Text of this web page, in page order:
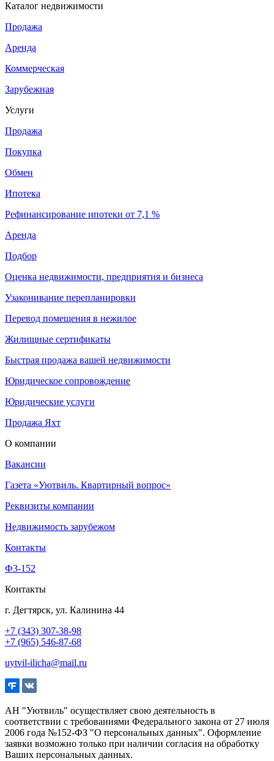
Каталог недвижимости
Продажа
Аренда
Коммерческая
Зарубежная
Услуги
Продажа
Покупка
Обмен
Ипотека
Рефинансирование ипотеки от 7,1 %
Аренда
Подбор
Оценка недвижимости, предприятия и бизнеса
Узаконивание перепланировки
Перевод помещения в нежилое
Жилищные сертификаты
Быстрая продажа вашей недвижимости
Юридическое сопровождение
Юридические услуги
Продажа Яхт
О компании
Вакансии
Газета «Уютвиль. Квартирный вопрос»
Реквизиты компании
Недвижимость зарубежом
Контакты
Ф3-152
Контакты
г. Дегтярск, ул. Калинина 44
+7 (343) 307-38-98
+7 (965) 546-87-68
uytvil-ilicha@mail.ru
АН "Уютвиль" осуществляет свою деятельность в
соответствии с требованиями Федерального закона от 27 июля
2006 года №152-ФЗ "О персональных данных". Оформление
заявки возможно только при наличии согласия на обработку
Ваших персональных данных.